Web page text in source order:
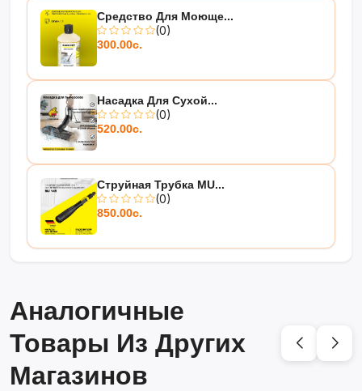
Средство Для Моюще...
(0)
300.00с.
Насадка Для Сухой...
(0)
520.00с.
Струйная Трубка MU...
(0)
850.00с.
Аналогичные
Товары Из Других
Магазинов